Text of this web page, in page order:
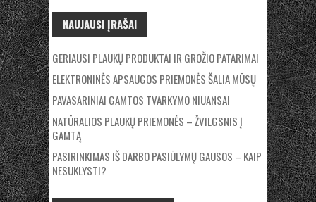
NAUJAUSI ĮRAŠAI
GERIAUSI PLAUKŲ PRODUKTAI IR GROŽIO PATARIMAI
ELEKTRONINĖS APSAUGOS PRIEMONĖS ŠALIA MŪSŲ
PAVASARINIAI GAMTOS TVARKYMO NIUANSAI
NATŪRALIOS PLAUKŲ PRIEMONĖS – ŽVILGSNIS Į
GAMTĄ
PASIRINKIMAS IŠ DARBO PASIŪLYMŲ GAUSOS – KAIP
NESUKLYSTI?